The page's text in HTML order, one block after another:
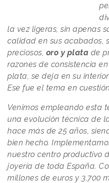
la vez ligeras, sin apenas
calidad en sus acabados,
preciosos, oro y plata de
razones de consistencia
plata, se deja en su
Ese fue el tema en
Venimos empleando esta
una evolución técnica de
hace más de 25 años,
bien hecho.
nuestro centro productivo
joyería de toda España.
millones de euros y 3.700